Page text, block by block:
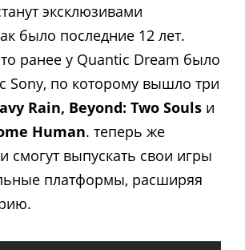
эксклюзивами
было последние 12 лет.
ранее у Quantic Dream было
Sony, по которому вышло три
Rain, Beyond: Two Souls и
Human. теперь же
смогут выпускать свои игры
платформы, расширяя